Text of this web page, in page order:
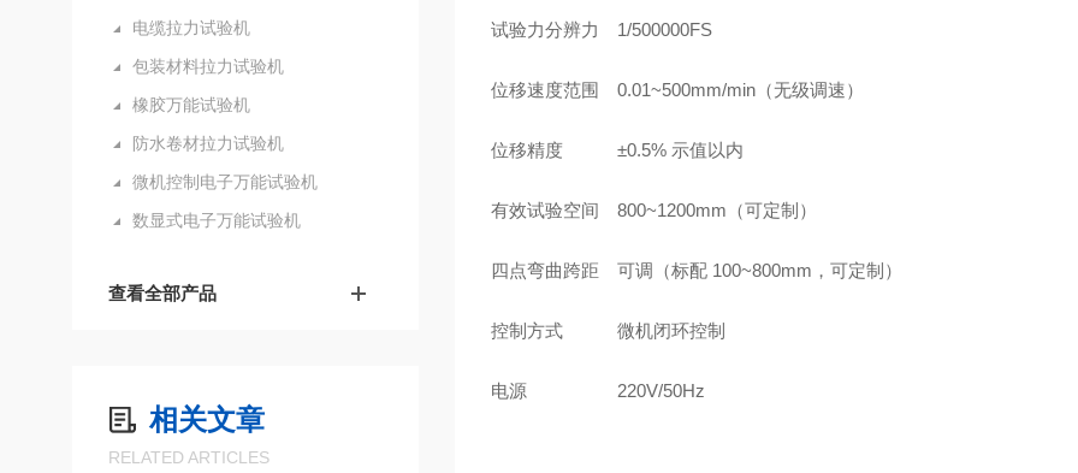
电缆拉力试验机
包装材料拉力试验机
橡胶万能试验机
防水卷材拉力试验机
微机控制电子万能试验机
数显式电子万能试验机
查看全部产品
相关文章
RELATED ARTICLES
试验力分辨力 1/500000FS
位移速度范围 0.01~500mm/min（无级调速）
位移精度 ±0.5% 示值以内
有效试验空间 800~1200mm（可定制）
四点弯曲跨距 可调（标配 100~800mm，可定制）
控制方式 微机闭环控制
电源 220V/50Hz